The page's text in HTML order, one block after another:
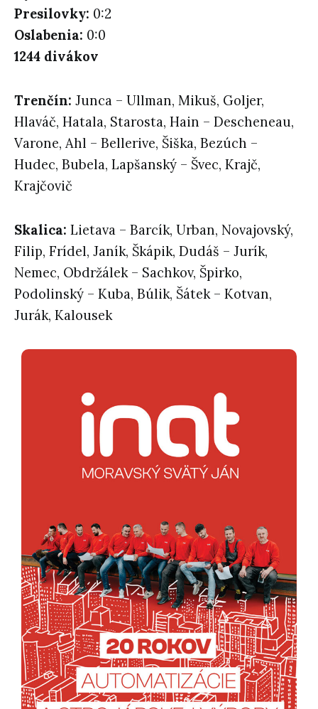
Presilovky: 0:2
Oslabenia: 0:0
1244 divákov
Trenčín: Junca – Ullman, Mikuš, Goljer,
Hlaváč, Hatala, Starosta, Hain – Descheneau,
Varone, Ahl – Bellerive, Šiška, Bezúch –
Hudec, Bubela, Lapšanský – Švec, Krajč,
Krajčovič
Skalica: Lietava – Barcík, Urban, Novajovský,
Filip, Frídel, Janík, Škápik, Dudáš – Jurík,
Nemec, Obdržálek – Sachkov, Špirko,
Podolinský – Kuba, Búlik, Šátek – Kotvan,
Jurák, Kalousek